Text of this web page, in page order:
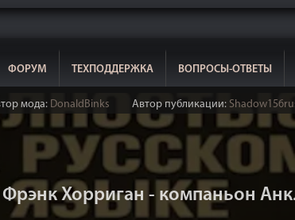
ФОРУМ ТЕХПОДДЕРЖКА ВОПРОСЫ-ОТВЕТЫ
мода: DonaldBinks Автор публикации:
Хорриган - компаньон